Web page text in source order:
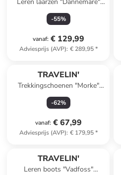
lichtbruin
-55%
vanaf: € 129,99
Adviesprijs (AVP): € 289,95*
TRAVELIN'
Trekkingschoenen "Morke"
zwart
-62%
vanaf: € 67,99
Adviesprijs (AVP): € 179,95*
TRAVELIN'
Leren boots "Vadfoss"